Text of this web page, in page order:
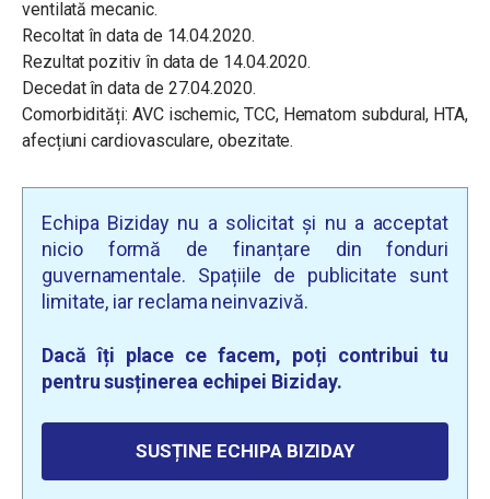
ventilată mecanic.
Recoltat în data de 14.04.2020.
Rezultat pozitiv în data de 14.04.2020.
Decedat în data de 27.04.2020.
Comorbidități: AVC ischemic, TCC, Hematom subdural, HTA,
afecțiuni cardiovasculare, obezitate.
Echipa Biziday nu a solicitat și nu a acceptat
nicio formă de finanțare din fonduri
guvernamentale. Spațiile de publicitate sunt
limitate, iar reclama neinvazivă.
Dacă îți place ce facem, poți contribui tu
pentru susținerea echipei Biziday.
SUSȚINE ECHIPA BIZIDAY